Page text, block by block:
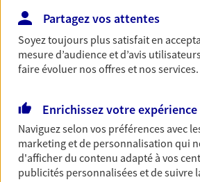
Réalisez vos projets grâce à votre
immobilier, études des enfants
du monde… Épargnez à votre
simplement, selon votre profil.
Préparez sereinement ce
votre vie avec les conseils d'un
notre solution PER (Plan
spécialement conçue pour la
Partagez vos attentes
Soyez toujours plus satisfait en
mesure d’audience et d’avis
faire évoluer nos offres et nos services.
Enrichissez votre expérience
Naviguez selon vos préférences avec
marketing et de personnalisation qui
d'afficher du contenu adapté à vos
publicités personnalisées et de suivre